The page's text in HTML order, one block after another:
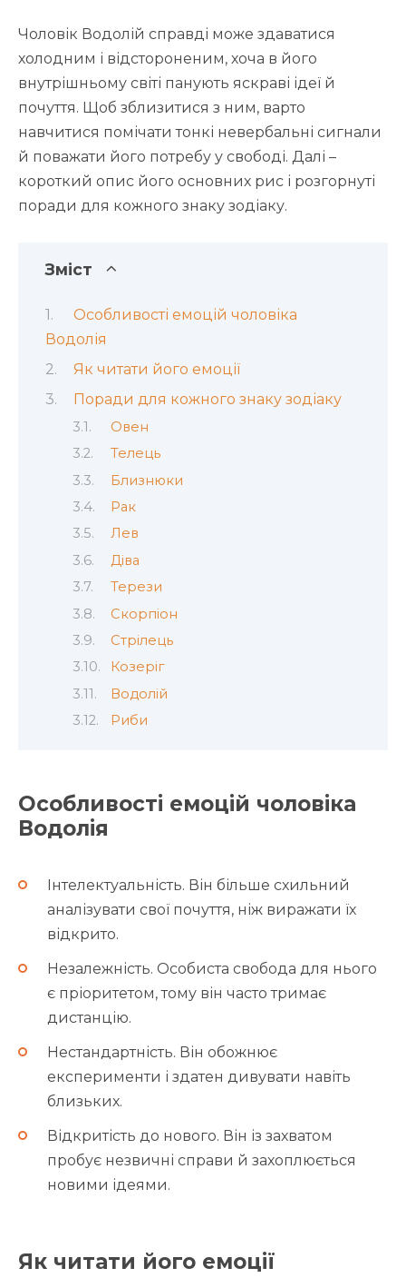
Чоловік Водолій справді може здаватися
холодним і відстороненим, хоча в його
внутрішньому світі панують яскраві ідеї й
почуття. Щоб зблизитися з ним, варто
навчитися помічати тонкі невербальні сигнали
й поважати його потребу у свободі. Далі –
короткий опис його основних рис і розгорнуті
поради для кожного знаку зодіаку.
Зміст
Особливості емоцій чоловіка
Водолія
Як читати його емоції
Поради для кожного знаку зодіаку
Овен
Телець
Близнюки
Рак
Лев
Діва
Терези
Скорпіон
Стрілець
Козеріг
Водолій
Риби
Особливості емоцій чоловіка
Водолія
Інтелектуальність. Він більше схильний
аналізувати свої почуття, ніж виражати їх
відкрито.
Незалежність. Особиста свобода для нього
є пріоритетом, тому він часто тримає
дистанцію.
Нестандартність. Він обожнює
експерименти і здатен дивувати навіть
близьких.
Відкритість до нового. Він із захватом
пробує незвичні справи й захоплюється
новими ідеями.
Як читати його емоції